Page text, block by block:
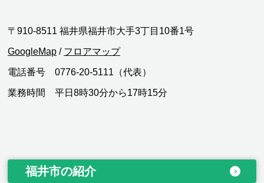
〒910-8511 福井県福井市大手3丁目10番1号
GoogleMap / フロアマップ
電話番号 0776-20-5111（代表）
業務時間 平日8時30分から17時15分
福井市の紹介